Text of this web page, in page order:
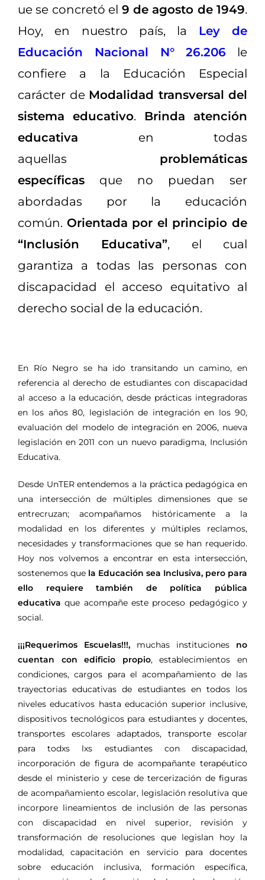
ue se concretó el 9 de agosto de 1949.
Hoy, en nuestro país, la Ley de
Educación Nacional N° 26.206 le
confiere a la Educación Especial
carácter de Modalidad transversal del
sistema educativo. Brinda atención
educativa en todas
aquellas problemáticas
específicas que no puedan ser
abordadas por la educación
común. Orientada por el principio de
“Inclusión Educativa”, el cual
garantiza a todas las personas con
discapacidad el acceso equitativo al
derecho social de la educación.
En Río Negro se ha ido transitando un camino, en
referencia al derecho de estudiantes con discapacidad
al acceso a la educación, desde prácticas integradoras
en los años 80, legislación de integración en los 90,
evaluación del modelo de integración en 2006, nueva
legislación en 2011 con un nuevo paradigma, Inclusión
Educativa.
Desde UnTER entendemos a la práctica pedagógica en
una intersección de múltiples dimensiones que se
entrecruzan; acompañamos históricamente a la
modalidad en los diferentes y múltiples reclamos,
necesidades y transformaciones que se han requerido.
Hoy nos volvemos a encontrar en esta intersección,
sostenemos que la Educación sea Inclusiva, pero para
ello requiere también de política pública
educativa que acompañe este proceso pedagógico y
social.
¡¡¡Requerimos Escuelas!!!, muchas instituciones no
cuentan con edificio propio, establecimientos en
condiciones, cargos para el acompañamiento de las
trayectorias educativas de estudiantes en todos los
niveles educativos hasta educación superior inclusive,
dispositivos tecnológicos para estudiantes y docentes,
transportes escolares adaptados, transporte escolar
para todxs lxs estudiantes con discapacidad,
incorporación de figura de acompañante terapéutico
desde el ministerio y cese de tercerización de figuras
de acompañamiento escolar, legislación resolutiva que
incorpore lineamientos de inclusión de las personas
con discapacidad en nivel superior, revisión y
transformación de resoluciones que legislan hoy la
modalidad, capacitación en servicio para docentes
sobre educación inclusiva, formación específica,